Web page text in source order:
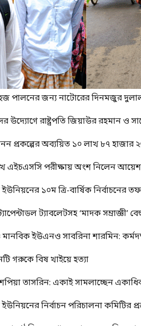
হজ পালনের জন্য নাটোরের দিনমজুর
উদ্যোগে রাষ্ট্রপতি জিয়াউর রহমান ও
প্রকল্পের অব্যয়িত ১০ লাখ ৮৭ হাজার
এইচএসসি পরীক্ষায় অংশ নিলেন
ইউনিয়নের ১০ম ত্রি-বার্ষিক নির্বাচনের
ট্যাবলেটসহ ‘মাদক সম্রাজ্ঞী’
মানবিক ইউএনও সাবরিনা শারমিন:
গরুকে বিষ খাইয়ে হত্যা
তাসরিন: একাই সামলাচ্ছেন
নির্বাচন পরিচালনা কমিটির